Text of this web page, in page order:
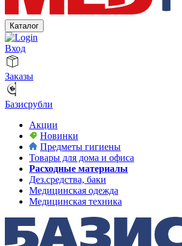
Каталог
Вход
Заказы
Базисрубли
Акции
Новинки
Предметы гигиены
Товары для дома и офиса
Расходные материалы
Дез.средства, баки
Медицинская одежда
Медицинская техника